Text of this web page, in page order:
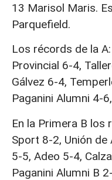
13 Marisol Maris.
Parquefield.
Los récords de la
Provincial 6-4,
Gálvez 6-4,
Paganini Alumni 4-
En la Primera B los
Sport 8-2, Unión de
5-5, Adeo 5-4,
Paganini Alumni B